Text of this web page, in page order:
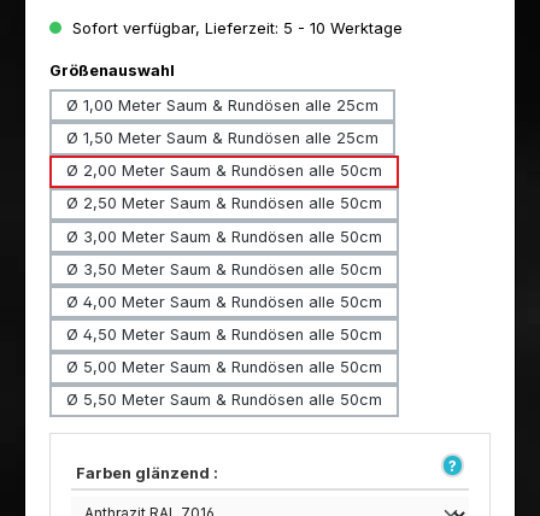
Sofort verfügbar, Lieferzeit: 5 - 10 Werktage
Größenauswahl
Ø 1,00 Meter Saum & Rundösen alle 25cm
Ø 1,50 Meter Saum & Rundösen alle 25cm
Ø 2,00 Meter Saum & Rundösen alle 50cm
Ø 2,50 Meter Saum & Rundösen alle 50cm
Ø 3,00 Meter Saum & Rundösen alle 50cm
Ø 3,50 Meter Saum & Rundösen alle 50cm
Ø 4,00 Meter Saum & Rundösen alle 50cm
Ø 4,50 Meter Saum & Rundösen alle 50cm
Ø 5,00 Meter Saum & Rundösen alle 50cm
Ø 5,50 Meter Saum & Rundösen alle 50cm
Farben glänzend :